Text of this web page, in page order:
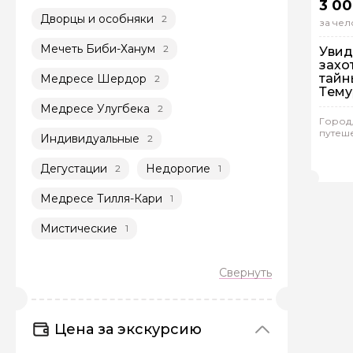
Дворцы и особняки 2
Мечеть Биби-Ханум 2
Медресе Шердор 2
Медресе Улугбека 2
Индивидуальные 2
Дегустации 2 Недорогие 1
Медресе Тилля-Кари 1
Мистические 1
Цена за экскурсию
3
за
плов